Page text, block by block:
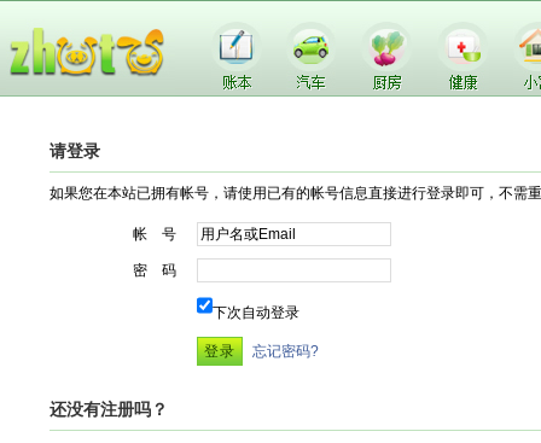
请登录
如果您在本站已拥有帐号，请使用已有的帐号信息直接进行登录即可，不需
帐 号
密 码
下次自动登录
忘记密码?
还没有注册吗？